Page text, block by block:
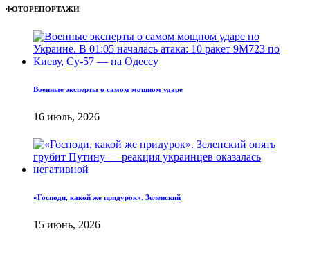
ФОТОРЕПОРТАЖИ
Военные эксперты о самом мощном ударе
16 июль, 2026
«Господи, какой же придурок». Зеленский
15 июнь, 2026